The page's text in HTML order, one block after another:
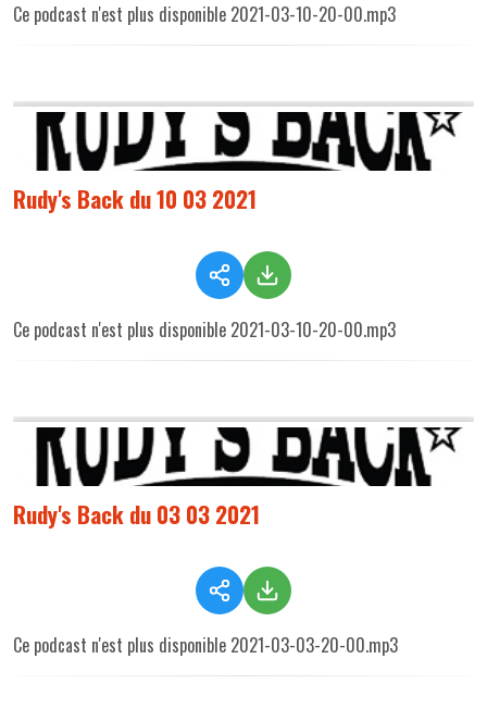
Ce podcast n'est plus disponible 2021-03-10-20-00.mp3
Rudy's Back du 10 03 2021
Ce podcast n'est plus disponible 2021-03-10-20-00.mp3
Rudy's Back du 03 03 2021
Ce podcast n'est plus disponible 2021-03-03-20-00.mp3